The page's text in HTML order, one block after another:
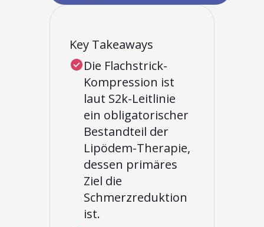
Key Takeaways
Die Flachstrick-
Kompression ist
laut S2k-Leitlinie
ein obligatorischer
Bestandteil der
Lipödem-Therapie,
dessen primäres
Ziel die
Schmerzreduktion
ist.